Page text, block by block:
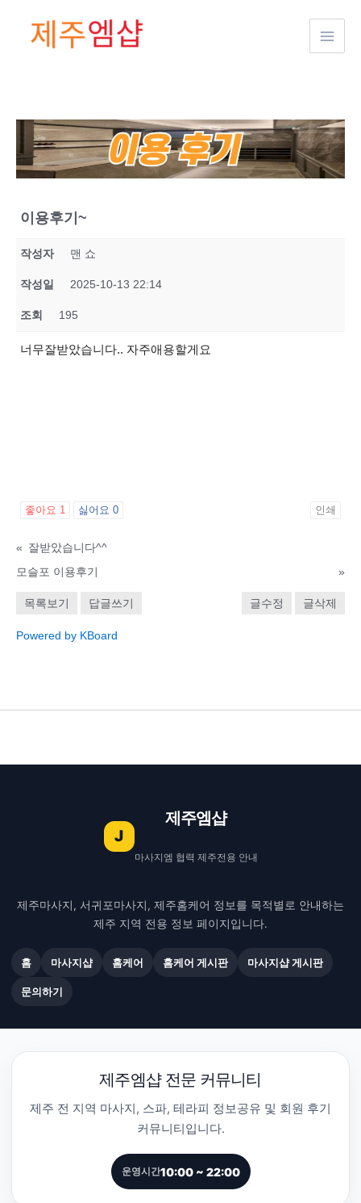
건너뛰기
이용후기~
작성자 맨 쇼
작성일 2025-10-13 22:14
조회 195
너무잘받았습니다.. 자주애용할게요
좋아요 1 싫어요 0 인쇄
« 잘받았습니다^^
모슬포 이용후기
»
목록보기 답글쓰기 글수정 글삭제
Powered by KBoard
J
제주엠샵
마사지엠 협력 제주전용 안내
제주마사지, 서귀포마사지, 제주홈케어 정보를 목적별로 안내하는
제주 지역 전용 정보 페이지입니다.
홈 마사지샵 홈케어 홈케어 게시판 마사지샵 게시판
문의하기
제주엠샵 전문 커뮤니티
제주 전 지역 마사지, 스파, 테라피 정보공유 및 회원 후기
커뮤니티입니다.
운영시간10:00 ~ 22:00